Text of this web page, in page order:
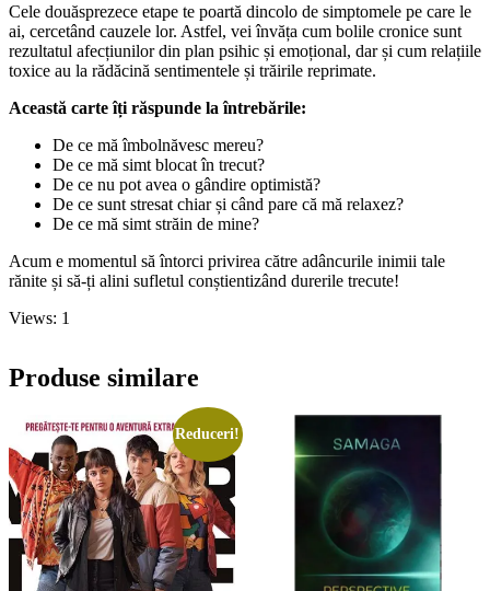
Cele douăsprezece etape te poartă dincolo de simptomele pe care le
ai, cercetând cauzele lor. Astfel, vei învăța cum bolile cronice sunt
rezultatul afecțiunilor din plan psihic și emoțional, dar și cum relațiile
toxice au la rădăcină sentimentele și trăirile reprimate.
Această carte îți răspunde la întrebările:
De ce mă îmbolnăvesc mereu?
De ce mă simt blocat în trecut?
De ce nu pot avea o gândire optimistă?
De ce sunt stresat chiar și când pare că mă relaxez?
De ce mă simt străin de mine?
Acum e momentul să întorci privirea către adâncurile inimii tale
rănite și să-ți alini sufletul conștientizând durerile trecute!
Views: 1
Produse similare
Reduceri!